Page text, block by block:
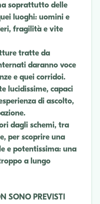
soprattutto delle
luoghi: uomini e
fragilità e vite
tratte da
daranno voce
e quei corridoi.
lucidissime, capaci
di ascolto,
dagli schemi, tra
per scoprire una
e potentissima: una
a lungo
SONO PREVISTI